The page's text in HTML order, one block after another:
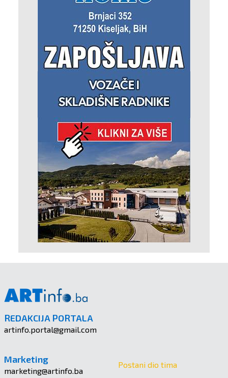
REDAKCIJA PORTALA
artinfo.portal@gmail.com
Marketing
marketing@artinfo.ba
Postani dio tima